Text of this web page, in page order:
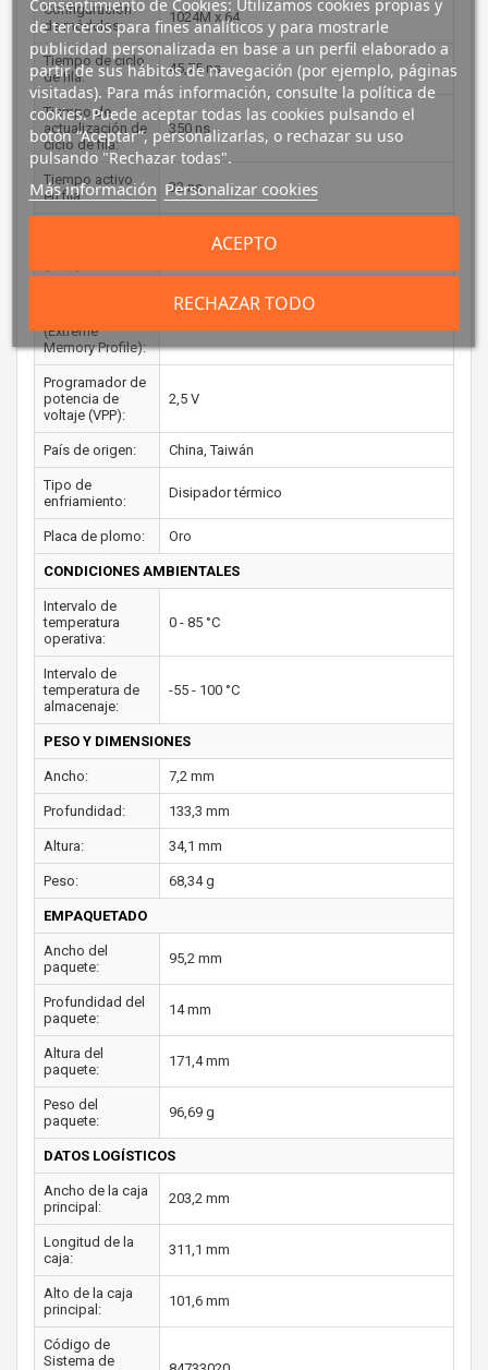
Configuración
de módulos:
1024M x 64
Tiempo de ciclo
de fila:
45,75 ns
Tiempo de
actualización de
ciclo de fila:
350 ns
Tiempo activo
en fila:
32 ns
(Extreme
Memory Profile):
Programador de
potencia de
voltaje (VPP):
2,5 V
País de origen: China, Taiwán
Tipo de
enfriamiento:
Disipador térmico
Placa de plomo: Oro
CONDICIONES AMBIENTALES
Intervalo de
temperatura
operativa:
0 - 85 °C
Intervalo de
temperatura de
almacenaje:
-55 - 100 °C
PESO Y DIMENSIONES
Ancho: 7,2 mm
Profundidad: 133,3 mm
Altura: 34,1 mm
Peso: 68,34 g
EMPAQUETADO
Ancho del
paquete:
95,2 mm
Profundidad del
paquete:
14 mm
Altura del
paquete:
171,4 mm
Peso del
paquete:
96,69 g
DATOS LOGÍSTICOS
Ancho de la caja
principal:
203,2 mm
Longitud de la
caja:
311,1 mm
Alto de la caja
principal:
101,6 mm
Código de
Sistema de
Consentimiento de Cookies: Utilizamos cookies propias y
de terceros para fines analíticos y para mostrarle
publicidad personalizada en base a un perfil elaborado a
partir de sus hábitos de navegación (por ejemplo, páginas
visitadas). Para más información, consulte la política de
cookies. Puede aceptar todas las cookies pulsando el
botón “Aceptar”, personalizarlas, o rechazar su uso
pulsando "Rechazar todas".
Más información Personalizar cookies
RECHAZAR TODO
ACEPTO